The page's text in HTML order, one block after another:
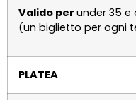
Valido per under 35 e
(un biglietto per ogni
PLATEA